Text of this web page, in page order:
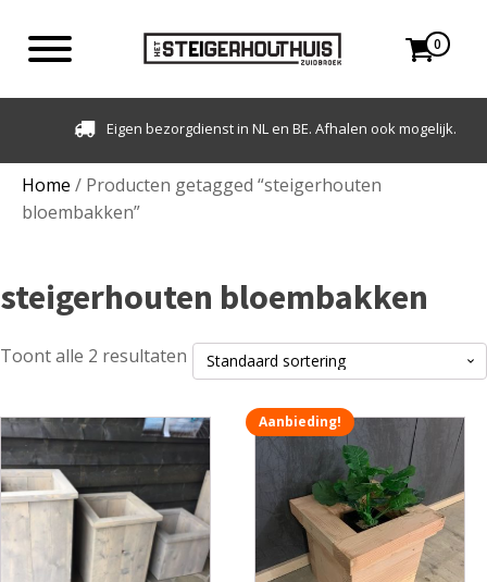
0
Eigen bezorgdienst in NL en BE. Afhalen ook mogelijk.
Home / Producten getagged “steigerhouten
bloembakken”
steigerhouten bloembakken
Toont alle 2 resultaten
Dit
product
heeft
meerdere
variaties.
Deze
optie
Aanbieding!
Dit
heeft
meerdere
variaties.
optie